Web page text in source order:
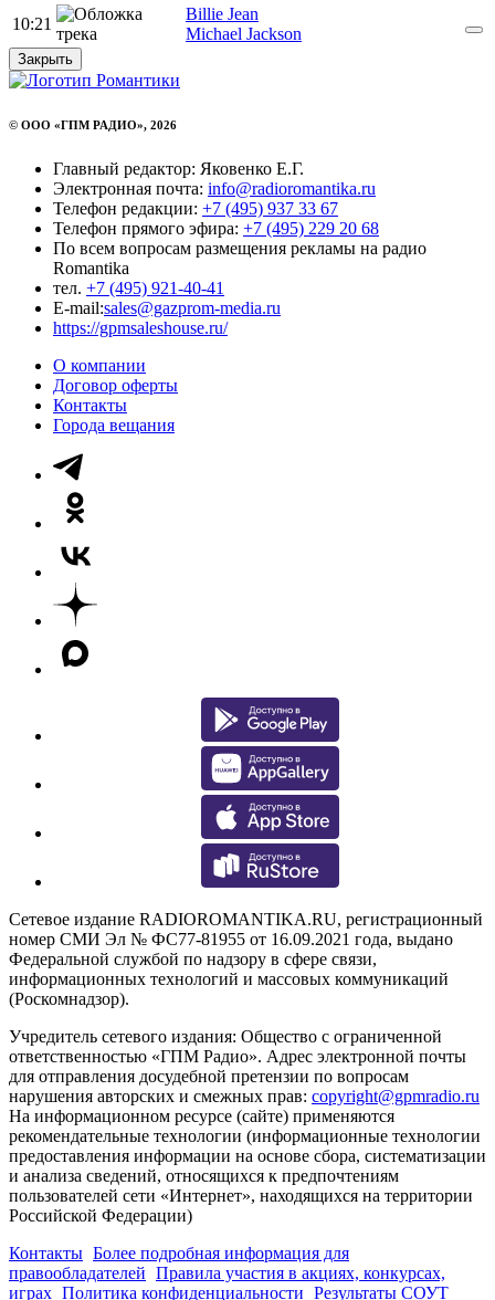
10:21
Billie Jean
Michael Jackson
Закрыть
© ООО «ГПМ РАДИО», 2026
Главный редактор: Яковенко Е.Г.
Электронная почта: info@radioromantika.ru
Телефон редакции: +7 (495) 937 33 67
Телефон прямого эфира: +7 (495) 229 20 68
По всем вопросам размещения рекламы на радио
Romantika
тел. +7 (495) 921-40-41
E-mail:sales@gazprom-media.ru
https://gpmsaleshouse.ru/
О компании
Договор оферты
Контакты
Города вещания
Сетевое издание RADIOROMANTIKA.RU, регистрационный
номер СМИ Эл № ФС77-81955 от 16.09.2021 года, выдано
Федеральной службой по надзору в сфере связи,
информационных технологий и массовых коммуникаций
(Роскомнадзор).
Учредитель сетевого издания: Общество с ограниченной
ответственностью «ГПМ Радио». Адрес электронной почты
для отправления досудебной претензии по вопросам
нарушения авторских и смежных прав: copyright@gpmradio.ru
На информационном ресурсе (сайте) применяются
рекомендательные технологии (информационные технологии
предоставления информации на основе сбора, систематизации
и анализа сведений, относящихся к предпочтениям
пользователей сети «Интернет», находящихся на территории
Российской Федерации)
Контакты Более подробная информация для
правообладателей Правила участия в акциях, конкурсах,
играх Политика конфиденциальности Результаты СОУТ